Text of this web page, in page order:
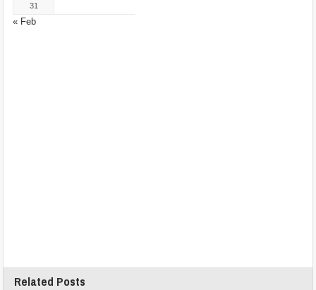
« Feb
31
Related Posts